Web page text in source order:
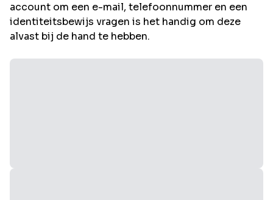
account om een e-mail, telefoonnummer en een
identiteitsbewijs vragen is het handig om deze
alvast bij de hand te hebben.